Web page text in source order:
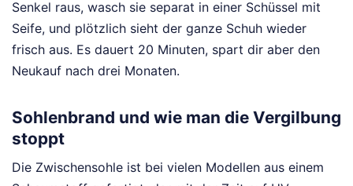
Senkel raus, wasch sie separat in einer Schüssel mit
Seife, und plötzlich sieht der ganze Schuh wieder
frisch aus. Es dauert 20 Minuten, spart dir aber den
Neukauf nach drei Monaten.
Sohlenbrand und wie man die Vergilbung
stoppt
Die Zwischensohle ist bei vielen Modellen aus einem